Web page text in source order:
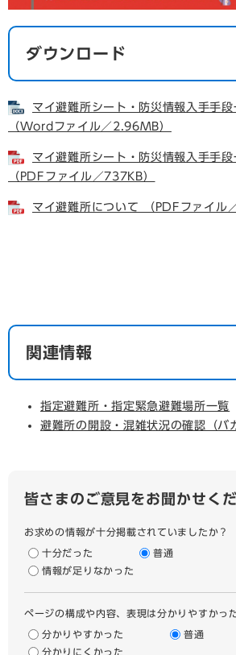
ダウンロード
マイ避難所シート・防災情報入手手
（Wordファイル／2.96MB）
マイ避難所シート・防災情報入手手
（PDFファイル／737KB）
マイ避難所について （PDFファイル
関連情報
指定避難所・指定緊急避難場所一覧
避難所の開設・混雑状況の確認（バ
皆さまのご意見をお聞かせく
お求めの情報が十分掲載されていましたか？
十分だった
普通
情報が足りなかった
ページの構成や内容、表現は分かりやすかっ
分かりやすかった
普通
分かりにくかった